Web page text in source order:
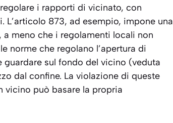
i rapporti di vicinato, con
. L’articolo 873, ad esempio, impone una
meno che i regolamenti locali non
norme che regolano l’apertura di
sul fondo del vicino (veduta
dal confine. La violazione di queste
vicino può basare la propria